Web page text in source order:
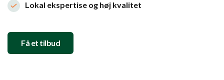
Lokal ekspertise og høj kvalitet
Få et tilbud